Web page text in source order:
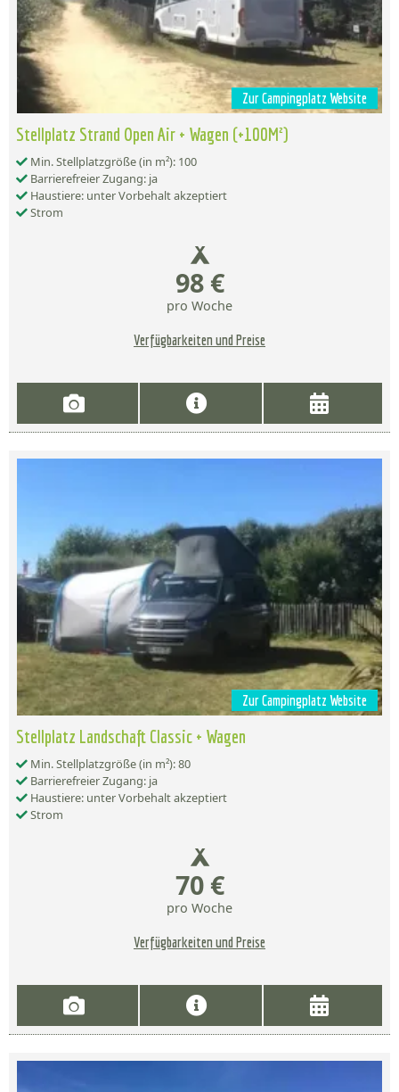
Zur Campingplatz Website
Stellplatz Strand Open Air + Wagen (+100M²)
Min. Stellplatzgröße (in m²): 100
Barrierefreier Zugang: ja
Haustiere: unter Vorbehalt akzeptiert
Strom
98 €
pro Woche
Verfügbarkeiten und Preise
Zur Campingplatz Website
Stellplatz Landschaft Classic + Wagen
Min. Stellplatzgröße (in m²): 80
Barrierefreier Zugang: ja
Haustiere: unter Vorbehalt akzeptiert
Strom
70 €
pro Woche
Verfügbarkeiten und Preise